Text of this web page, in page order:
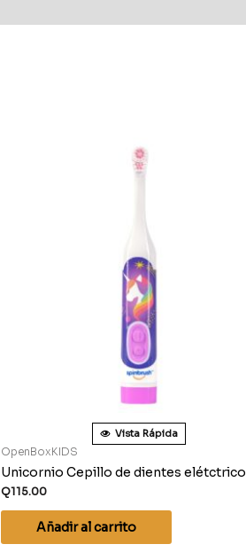
Vista Rápida
OpenBoxKIDS
Unicornio Cepillo de dientes elétctrico
Q115.00
Añadir al carrito